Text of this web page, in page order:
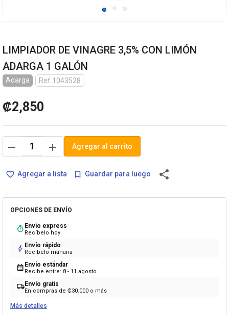
LIMPIADOR DE VINAGRE 3,5% CON LIMÓN
ADARGA 1 GALÓN
Adarga Ref.1043528
₡2,850
remove add Agregar al carrito
favorite_border Agregar a lista bookmark_border Guardar para luego share
OPCIONES DE ENVÍO
timer Envío express
Recíbelo hoy
bolt Envío rápido
Recíbelo mañana
calendar_month Envío estándar
Recibe entre: 8 - 11 agosto
local_shippingEnvío gratis
En compras de ₡30.000 o más
Más detalles